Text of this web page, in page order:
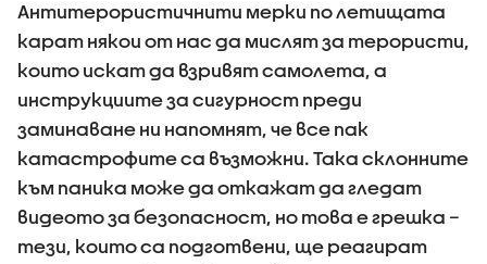
Антитерористичнити мерки по летищата
карат някои от нас да мислят за терористи,
които искат да взривят самолета, а
инструкциите за сигурност преди
заминаване ни напомнят, че все пак
катастрофите са възможни. Така склонните
към паника може да откажат да гледат
видеото за безопасност, но това е грешка –
тези, които са подготвени, ще реагират